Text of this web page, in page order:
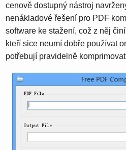
cenově dostupný nástroj
nenákladové řešení pro PDF
software ke stažení, což z něj
kteří sice neumí dobře používat
potřebují pravidelně